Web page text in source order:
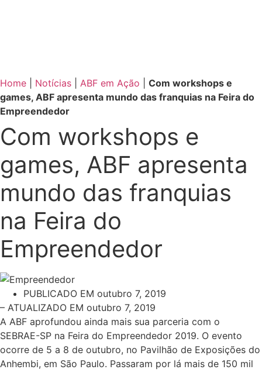
Home Notícias ABF em Ação
Com workshops e
games, ABF apresenta mundo das franquias na Feira do
Empreendedor
Com workshops e
games, ABF apresenta
mundo das franquias
na Feira do
Empreendedor
PUBLICADO EM outubro 7, 2019
– ATUALIZADO EM outubro 7, 2019
A ABF aprofundou ainda mais sua parceria com o
SEBRAE-SP na Feira do Empreendedor 2019. O evento
ocorre de 5 a 8 de outubro, no Pavilhão de Exposições do
Anhembi, em São Paulo. Passaram por lá mais de 150 mil